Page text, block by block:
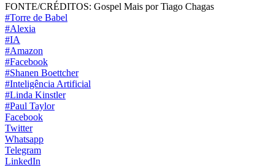
FONTE/CRÉDITOS: Gospel Mais por Tiago Chagas
#Torre de Babel
#Alexia
#IA
#Amazon
#Facebook
#Shanen Boettcher
#Inteligência Artificial
#Linda Kinstler
#Paul Taylor
Facebook
Twitter
Whatsapp
Telegram
LinkedIn